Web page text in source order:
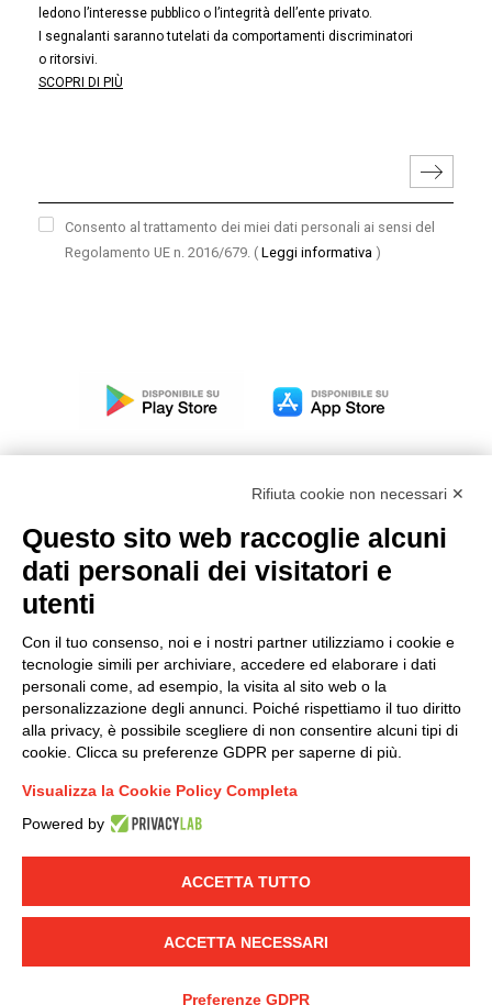
ledono l’interesse pubblico o l’integrità dell’ente privato.
I segnalanti saranno tutelati da comportamenti discriminatori
o ritorsivi.
SCOPRI DI PIÙ
Consento al trattamento dei miei dati personali ai sensi del
Regolamento UE n. 2016/679. ( Leggi informativa )
LINKEDIN YOUTUBE
© 2019 - DKC Europe - -
Cookie-Yourbiz
Modello organizzativo, gestione e controllo – D. lgs.
231/2001
Condizioni generali di vendita DKC Power Solutions
Condizioni generali di acquisto
Codice etico
Rifiuta cookie non necessari ✕
Questo sito web raccoglie alcuni
dati personali dei visitatori e
utenti
Con il tuo consenso, noi e i nostri partner utilizziamo i cookie e
tecnologie simili per archiviare, accedere ed elaborare i dati
personali come, ad esempio, la visita al sito web o la
personalizzazione degli annunci. Poiché rispettiamo il tuo diritto
alla privacy, è possibile scegliere di non consentire alcuni tipi di
cookie. Clicca su preferenze GDPR per saperne di più.
Visualizza la Cookie Policy Completa
Powered by
ACCETTA TUTTO
ACCETTA NECESSARI
Preferenze GDPR